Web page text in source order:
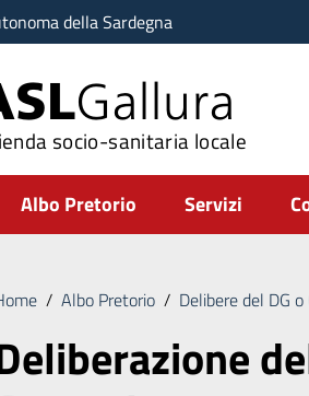
della Sardegna
Gallura
socio-sanitaria locale
Albo Pretorio Servizi
/ Albo Pretorio / Delibere del DG o